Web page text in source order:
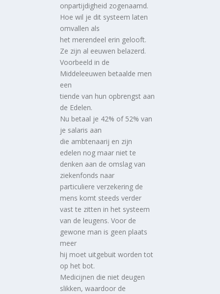
onpartijdigheid zogenaamd.
Hoe wil je dit systeem laten
omvallen als
het merendeel erin gelooft.
Ze zijn al eeuwen belazerd.
Voorbeeld in de
Middeleeuwen betaalde men
een
tiende van hun opbrengst aan
de Edelen.
Nu betaal je 42% of 52% van
je salaris aan
die ambtenaarij en zijn
edelen nog maar niet te
denken aan de omslag van
ziekenfonds naar
particuliere verzekering de
mens komt steeds verder
vast te zitten in het systeem
van de leugens. Voor de
gewone man is geen plaats
meer
hij moet uitgebuit worden tot
op het bot.
Medicijnen die niet deugen
slikken, waardoor de